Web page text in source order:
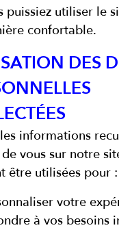
puissiez utiliser le
confortable.
DES
informations
vous sur notre
être utilisées pour :
votre
à vos besoins